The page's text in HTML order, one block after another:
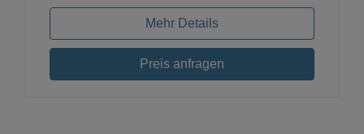
Mehr Details
Preis anfragen